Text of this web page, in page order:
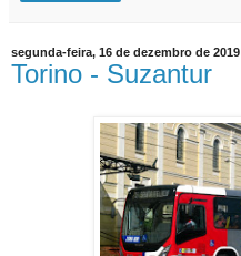
segunda-feira, 16 de dezembro de 2019
Torino - Suzantur